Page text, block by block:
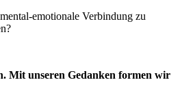
emotionale Verbindung zu
Mit unseren Gedanken formen wir